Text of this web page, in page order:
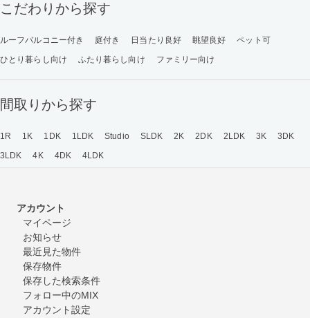
こだわりから探す
ルーフバルコニー付き 庭付き 日当たり良好 眺望良好
ペット可
ひとり暮らし向け
ふたり暮らし向け ファミリー向け
間取りから探す
1R 1K 1DK 1LDK Studio SLDK 2K 2DK 2LDK 3K
3DK
3LDK
4K 4DK 4LDK
アカウント
マイページ
お知らせ
最近見た物件
保存物件
保存した検索条件
フォロー中のMIX
アカウント設定